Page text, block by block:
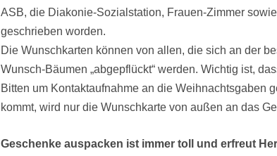
ASB, die Diakonie-Sozialstation, Frauen-Zimmer
geschrieben worden.
Die Wunschkarten können von allen, die sich an der
Wunsch-Bäumen „abgepflückt“ werden. Wichtig ist,
Bitten um Kontaktaufnahme an die Weihnachtsgaben
kommt, wird nur die Wunschkarte von außen an das
Geschenke auspacken ist immer toll und erfreut